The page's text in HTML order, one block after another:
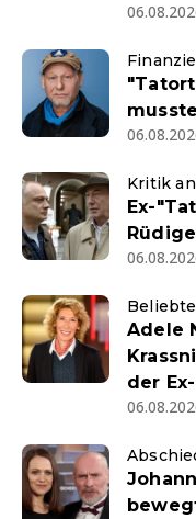
Kritik
Ex-
Adele
der